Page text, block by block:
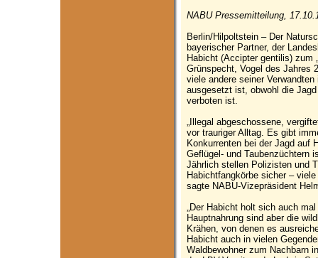
NABU Pressemitteilung,
Berlin/Hilpoltstein – Der
bayerischer Partner, der
Habicht (Accipter gentilis) zum
Grünspecht, Vogel des Jahres
viele andere seiner
ausgesetzt ist, obwohl die
verboten ist.
„Illegal abgeschossene,
vor trauriger Alltag. Es gibt
Konkurrenten bei der Jagd auf
Geflügel- und Taubenzüchtern
Jährlich stellen Polizisten und
Habichtfangkörbe sicher –
sagte NABU-Vizepräsident
„Der Habicht holt sich auch
Hauptnahrung sind aber die
Krähen, von denen es
Habicht auch in vielen
Waldbewohner zum Nachbarn